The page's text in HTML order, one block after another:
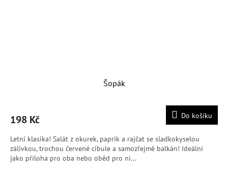
Šopák
198 Kč Do košíku
Letní klasika! Salát z okurek, paprik a rajčat se sladkokyselou
zálivkou, trochou červené cibule a samozřejmě balkán! Ideální
jako příloha pro oba nebo oběd pro ni...